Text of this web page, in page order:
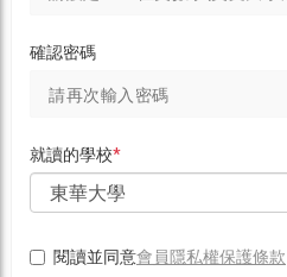
確認密碼
就讀的學校*
閱讀並同意會員隱私權保護條款